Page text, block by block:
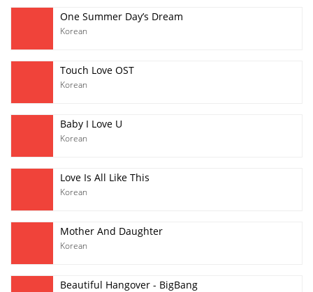
One Summer Day’s Dream
Korean
Touch Love OST
Korean
Baby I Love U
Korean
Love Is All Like This
Korean
Mother And Daughter
Korean
Beautiful Hangover - BigBang